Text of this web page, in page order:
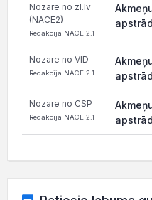
Nozare no zl.lv
(NACE2)
Redakcija NACE 2.1
Nozare no VID
Redakcija NACE 2.1
Nozare no CSP
Redakcija NACE 2.1